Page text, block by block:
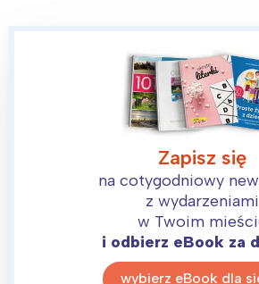
Zapisz się
na cotygodniowy
z wydarzeniami
w Twoim
i odbierz eBook za
wybierz eBook dla